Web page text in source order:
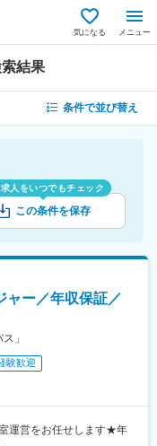
気になる メニュー
結果
条件で並び替え
人をいつでもチェック
この条件を保存
ャー／年収保証／
」
験歓迎
運営をお任せします★年